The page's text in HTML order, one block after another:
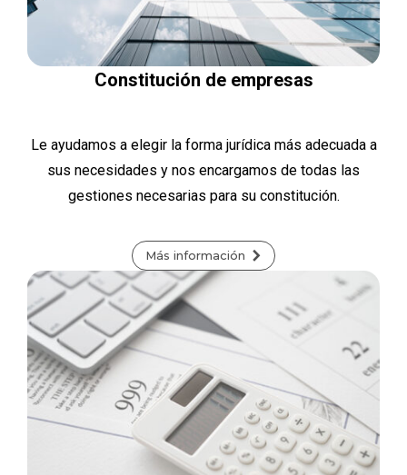
Constitución de empresas
Le ayudamos a elegir la forma jurídica más adecuada a
sus necesidades y nos encargamos de todas las
gestiones necesarias para su constitución.
Más información